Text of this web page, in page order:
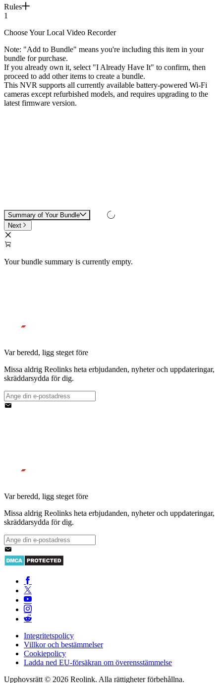
Rules
1
Choose Your Local Video Recorder
Note: "Add to Bundle" means you're including this item in your
bundle for purchase.
If you already own it, select "I Already Have It" to confirm, then
proceed to add other items to create a bundle.
This NVR supports all currently available battery-powered Wi-Fi
cameras except refurbished models, and requires upgrading to the
latest firmware version.
Summary of Your Bundle
Next
Your bundle summary is currently empty.
Var beredd, ligg steget före
Missa aldrig Reolinks heta erbjudanden, nyheter och uppdateringar,
skräddarsydda för dig.
Var beredd, ligg steget före
Missa aldrig Reolinks heta erbjudanden, nyheter och uppdateringar,
skräddarsydda för dig.
Integritetspolicy
Villkor och bestämmelser
Cookiepolicy
Ladda ned EU-försäkran om överensstämmelse
Upphovsrätt © 2026 Reolink. Alla rättigheter förbehållna.